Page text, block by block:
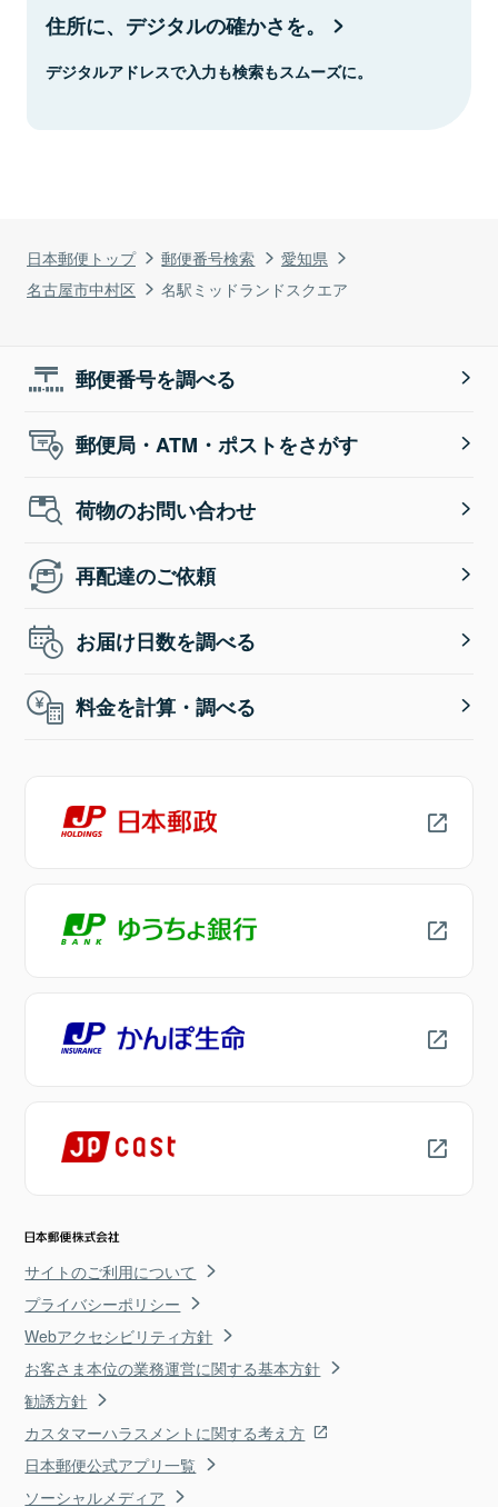
日本郵便トップ 郵便番号検索
愛知県
名古屋市中村区
名駅ミッドランドスクエア
住所に、デジタルの確かさを。
デジタルアドレスで入力も検索もスムーズに。
郵便番号を調べる
郵便局・ATM・ポストをさがす
荷物のお問い合わせ
再配達のご依頼
お届け日数を調べる
料金を計算・調べる
サイトのご利用について
プライバシーポリシー
Webアクセシビリティ方針
お客さま本位の業務運営に関する基本方針
勧誘方針
カスタマーハラスメントに関する考え方
日本郵便公式アプリ一覧
ソーシャルメディア